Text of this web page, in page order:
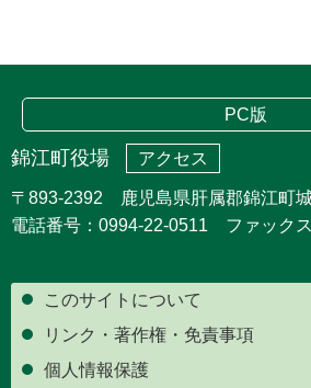
PC版
錦江町役場 アクセス
〒893-2392 鹿児島県肝属郡錦江町
電話番号：0994-22-0511 ファック
このサイトについて
リンク・著作権・免責事項
個人情報保護